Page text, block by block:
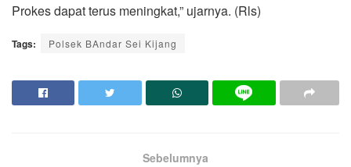
Prokes dapat terus meningkat,” ujarnya. (Rls)
Tags: Polsek BAndar Sei Kijang
Sebelumnya